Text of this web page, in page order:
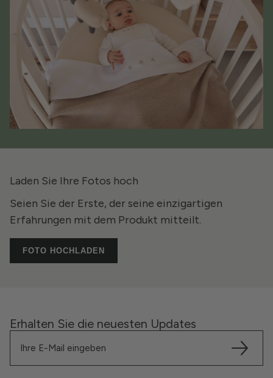
Laden Sie Ihre Fotos hoch
Seien Sie der Erste, der seine einzigartigen
Erfahrungen mit dem Produkt mitteilt.
FOTO HOCHLADEN
Erhalten Sie die neuesten Updates